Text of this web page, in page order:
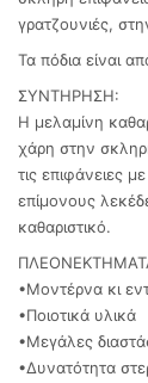
γρατζουνιές,
Τα πόδια είναι
ΣΥΝΤΗΡΗΣΗ:
Η μελαμίνη
χάρη στην
τις επιφάνειες
επίμονους
καθαριστικό.
•Μοντέρνα κι
•Ποιοτικά υλικά
•Μεγάλες
•Δυνατότητα